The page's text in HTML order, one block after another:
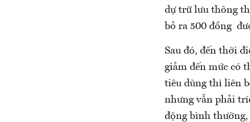
dự trữ lưu thông
bỏ ra 500 đồng
Sau đó, đến thời
giảm đến mức có
tiêu dùng thì liên
nhưng vẫn phải
động bình